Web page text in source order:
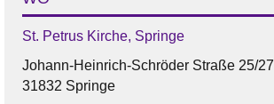
St. Petrus Kirche, Springe
Johann-Heinrich-Schröder Straße 25/27
31832 Springe